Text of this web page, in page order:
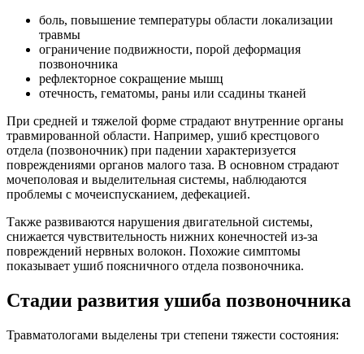
боль, повышение температуры области локализации
травмы
ограничение подвижности, порой деформация
позвоночника
рефлекторное сокращение мышц
отечность, гематомы, раны или ссадины тканей
При средней и тяжелой форме страдают внутренние органы
травмированной области. Например, ушиб крестцового
отдела (позвоночник) при падении характеризуется
повреждениями органов малого таза. В основном страдают
мочеполовая и выделительная системы, наблюдаются
проблемы с мочеиспусканием, дефекацией.
Также развиваются нарушения двигательной системы,
снижается чувствительность нижних конечностей из-за
повреждений нервных волокон. Похожие симптомы
показывает ушиб поясничного отдела позвоночника.
Стадии развития ушиба позвоночника
Травматологами выделены три степени тяжести состояния: